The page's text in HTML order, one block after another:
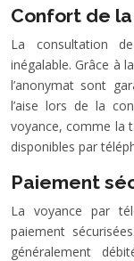
Confort de
La consultation
inégalable. Grâce à
l’anonymat sont
l’aise lors de la
voyance, comme la
disponibles par
Paiement
La voyance par
paiement
généralement